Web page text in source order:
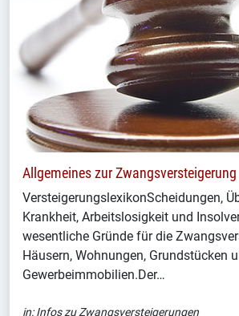
Allgemeines zur Zwangsversteigerung
VersteigerungslexikonScheidungen,
Krankheit, Arbeitslosigkeit und
wesentliche Gründe für die
Häusern, Wohnungen, Grundstücken
Gewerbeimmobilien.Der…
in:Infos zu Zwangsversteigerungen